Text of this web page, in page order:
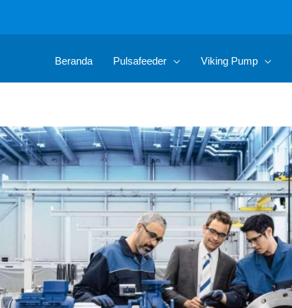
Beranda Pulsafeeder Viking Pump